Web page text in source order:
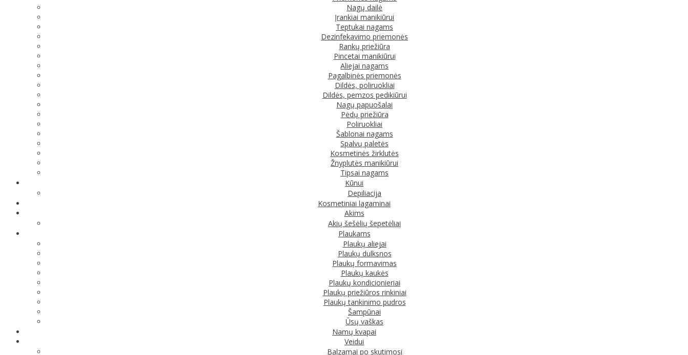
Nagų dailė
Įrankiai manikiūrui
Teptukai nagams
Dezinfekavimo priemonės
Rankų priežiūra
Pincetai manikiūrui
Aliejai nagams
Pagalbinės priemonės
Dildės, poliruokliai
Dildės, pemzos pedikiūrui
Nagų papuošalai
Pėdų priežiūra
Poliruokliai
Šablonai nagams
Spalvų paletės
Kosmetinės žirklutės
Žnyplutės manikiūrui
Tipsai nagams
Kūnui
Depiliacija
Kosmetiniai lagaminai
Akims
Akių šešėlių šepetėliai
Plaukams
Plaukų aliejai
Plaukų dulksnos
Plaukų formavimas
Plaukų kaukės
Plaukų kondicionieriai
Plaukų priežiūros rinkiniai
Plaukų tankinimo pudros
Šampūnai
Ūsų vaškas
Namų kvapai
Veidui
Balzamai po skutimosi